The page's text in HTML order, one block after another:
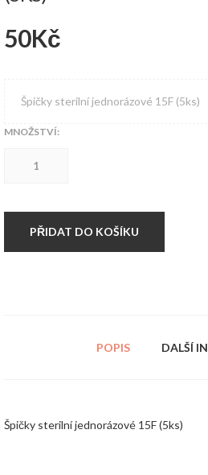
50Kč
Špičky sterilní jednorázové 15F (5ks)
MNOŽSTVÍ:
sterilní
(5ks)
množstvíPŘIDAT DO KOŠÍKU
POPIS DALŠÍ
Špičky sterilní jednorázové 15F (5ks)